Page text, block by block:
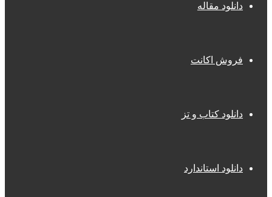
دانلود مقاله
فروش اکانت
دانلود کتاب و تز
دانلود استاندارد